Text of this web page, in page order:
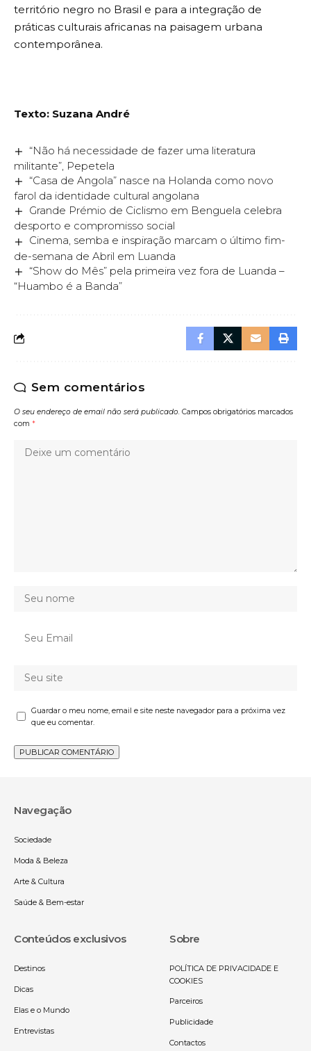
território negro no Brasil e para a integração de
práticas culturais africanas na paisagem urbana
contemporânea.
Texto: Suzana André
“Não há necessidade de fazer uma literatura
militante”, Pepetela
“Casa de Angola” nasce na Holanda como novo
farol da identidade cultural angolana
Grande Prémio de Ciclismo em Benguela celebra
desporto e compromisso social
Cinema, semba e inspiração marcam o último fim-
de-semana de Abril em Luanda
“Show do Mês” pela primeira vez fora de Luanda –
“Huambo é a Banda”
Sem comentários
O seu endereço de email não será publicado. Campos obrigatórios marcados
com *
Guardar o meu nome, email e site neste navegador para a próxima vez
que eu comentar.
Navegação
Sociedade
Moda & Beleza
Arte & Cultura
Saúde & Bem-estar
Conteúdos exclusivos
Destinos
Dicas
Elas e o Mundo
Entrevistas
Sobre
POLÍTICA DE PRIVACIDADE E
COOKIES
Parceiros
Publicidade
Contactos